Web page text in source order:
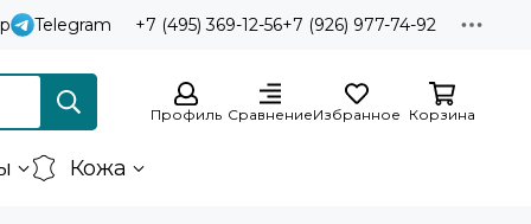
Telegram +7 (495) 369-12-56+7 (926) 977-74-92
Профиль СравнениеИзбранное Корзина
Кожа